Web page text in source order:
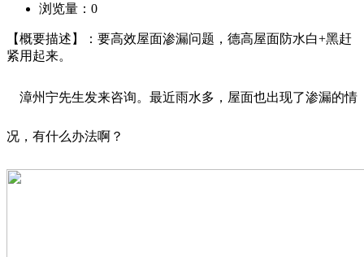
浏览量： 0
【概要描述】：要高效屋面渗漏问题，德高屋面防水白+黑赶
紧用起来。
漳州宁先生发来咨询。最近雨水多，屋面也出现了渗漏的情
况，有什么办法啊？